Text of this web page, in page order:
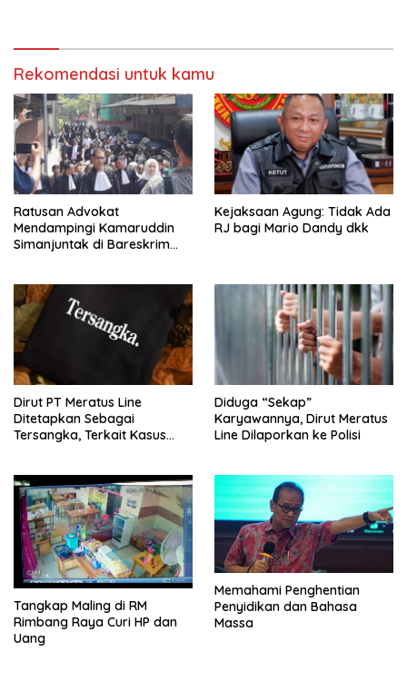
Rekomendasi untuk kamu
Ratusan Advokat
Mendampingi Kamaruddin
Simanjuntak di Bareskrim
Kejaksaan Agung: Tidak Ada
RJ bagi Mario Dandy dkk
Dirut PT Meratus Line
Ditetapkan Sebagai
Tersangka, Terkait Kasus
Diduga “Sekap”
Karyawannya, Dirut Meratus
Line Dilaporkan ke Polisi
Tangkap Maling di RM
Rimbang Raya Curi HP dan
Uang
Memahami Penghentian
Penyidikan dan Bahasa
Massa